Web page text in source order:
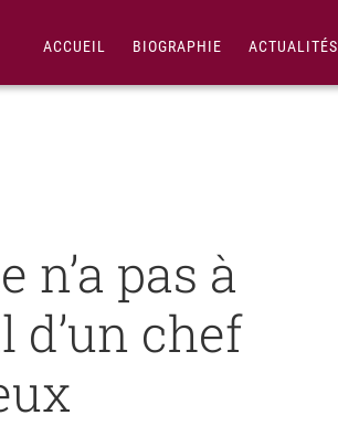
ACCUEIL BIOGRAPHIE ACTUALITÉS
n’a pas à
d’un chef